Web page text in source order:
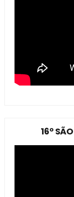
16º